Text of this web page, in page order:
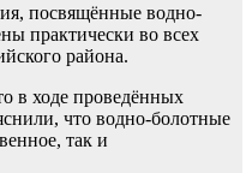
посвящённые водно-
практически во всех
района.
в ходе проведённых
что водно-болотные
так и